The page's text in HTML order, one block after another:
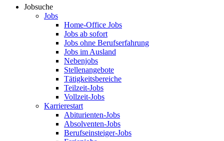
Jobsuche
Jobs
Home-Office Jobs
Jobs ab sofort
Jobs ohne Berufserfahrung
Jobs im Ausland
Nebenjobs
Stellenangebote
Tätigkeitsbereiche
Teilzeit-Jobs
Vollzeit-Jobs
Karrierestart
Abiturienten-Jobs
Absolventen-Jobs
Berufseinsteiger-Jobs